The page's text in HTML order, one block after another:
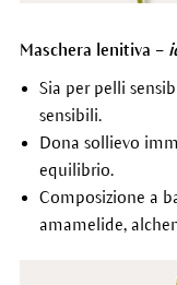
Maschera lenitiva –
Sia per pelli
sensibili.
Dona sollievo
equilibrio.
Composizione a
amamelide,